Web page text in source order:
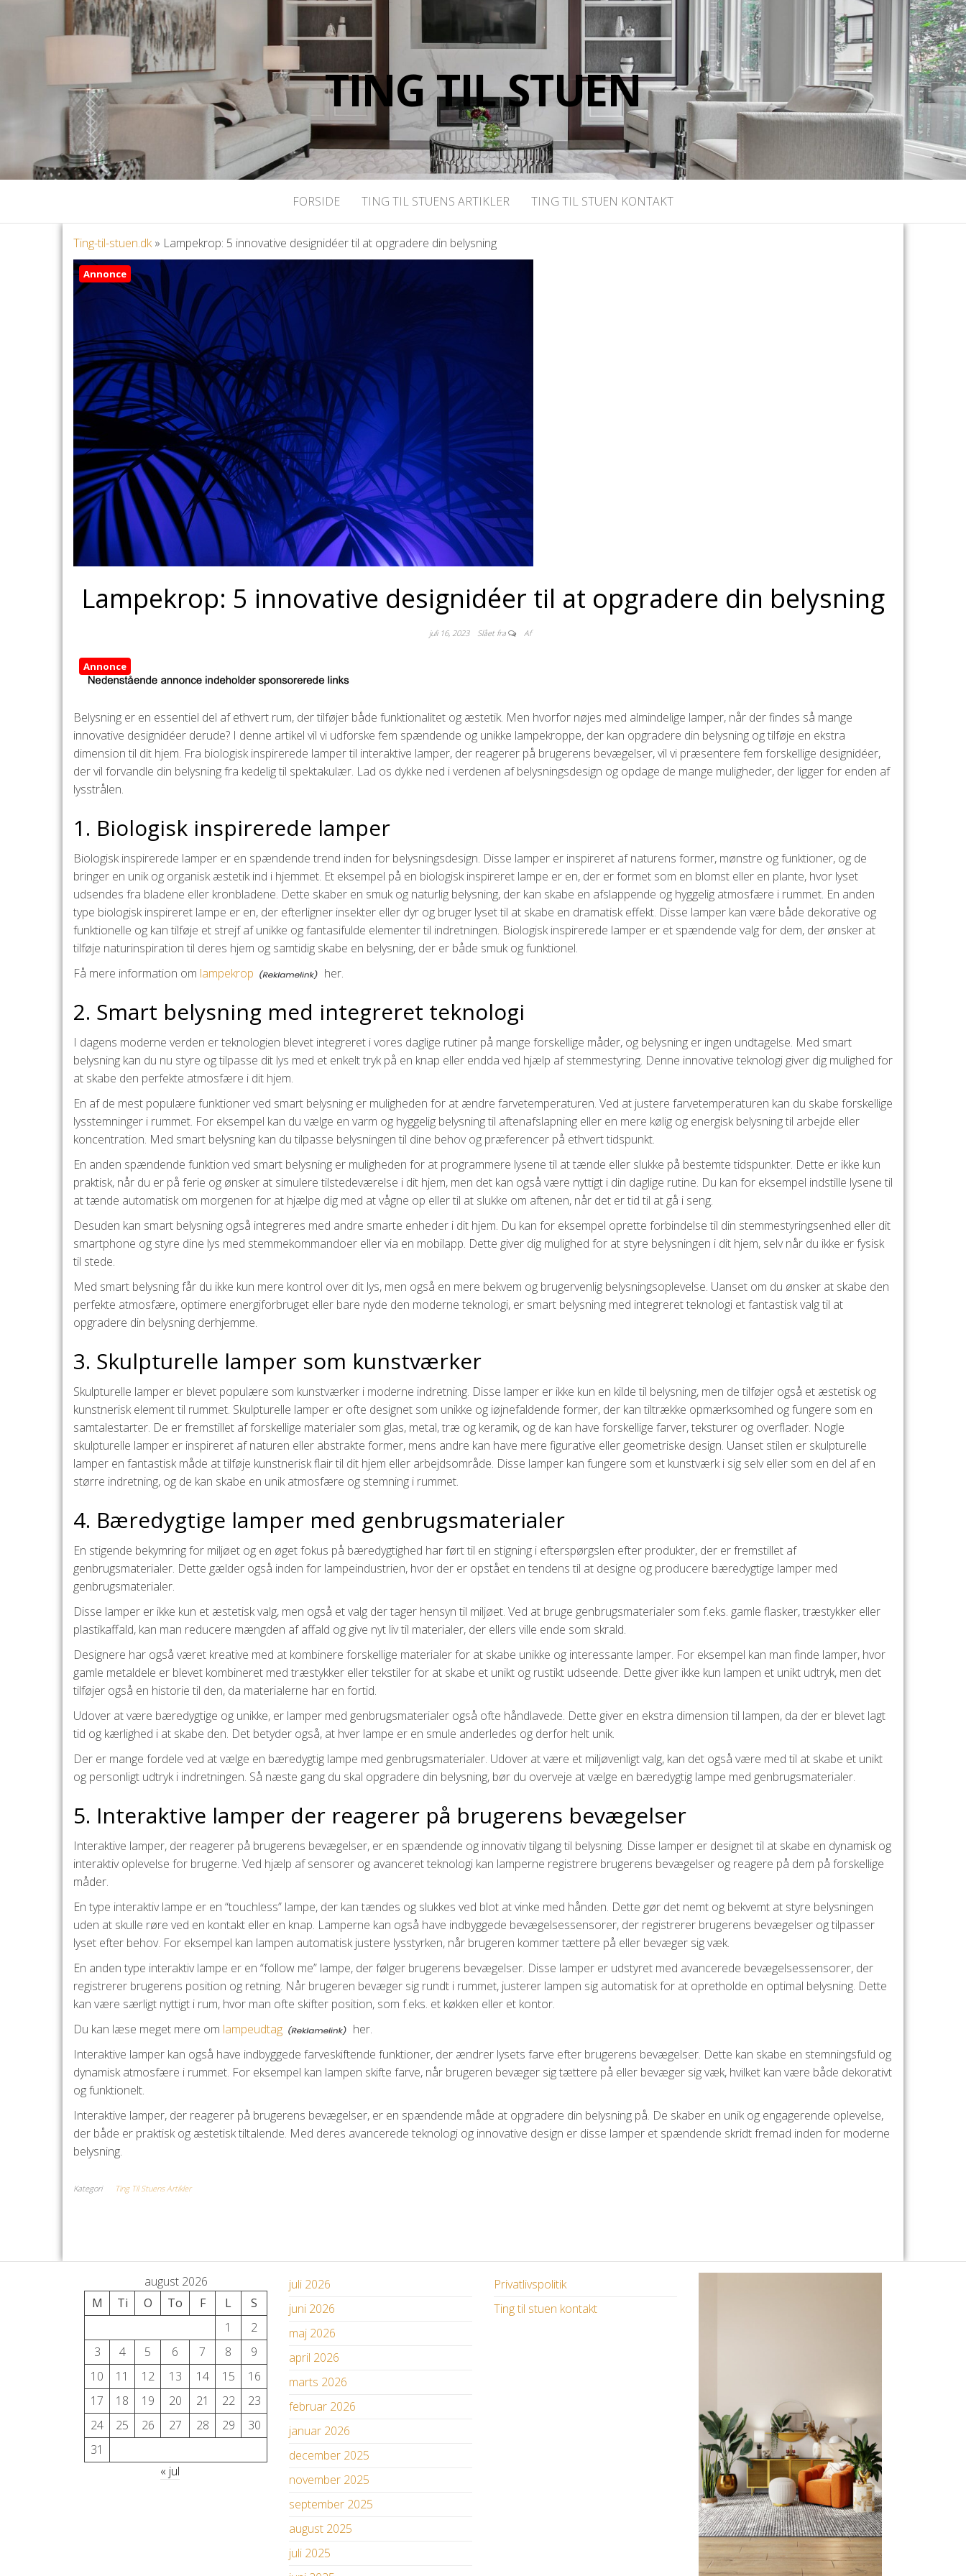
TING TIL STUEN
FORSIDE TING TIL STUENS ARTIKLER TING TIL STUEN KONTAKT
Ting-til-stuen.dk» Lampekrop: 5 innovative designidéer til at opgradere din belysning
Annonce
Lampekrop: 5 innovative designidéer til at opgradere din belysning
juli 16, 2023 Slået fra Af
Annonce
Belysning er en essentiel del af ethvert rum, der tilføjer både funktionalitet og æstetik. Men hvorfor nøjes med almindelige lamper, når der findes så mange
innovative designidéer derude? I denne artikel vil vi udforske fem spændende og unikke lampekroppe, der kan opgradere din belysning og tilføje en ekstra
dimension til dit hjem. Fra biologisk inspirerede lamper til interaktive lamper, der reagerer på brugerens bevægelser, vil vi præsentere fem forskellige designidéer,
der vil forvandle din belysning fra kedelig til spektakulær. Lad os dykke ned i verdenen af belysningsdesign og opdage de mange muligheder, der ligger for enden af
lysstrålen.
1. Biologisk inspirerede lamper
Biologisk inspirerede lamper er en spændende trend inden for belysningsdesign. Disse lamper er inspireret af naturens former, mønstre og funktioner, og de
bringer en unik og organisk æstetik ind i hjemmet. Et eksempel på en biologisk inspireret lampe er en, der er formet som en blomst eller en plante, hvor lyset
udsendes fra bladene eller kronbladene. Dette skaber en smuk og naturlig belysning, der kan skabe en afslappende og hyggelig atmosfære i rummet. En anden
type biologisk inspireret lampe er en, der efterligner insekter eller dyr og bruger lyset til at skabe en dramatisk effekt. Disse lamper kan være både dekorative og
funktionelle og kan tilføje et strejf af unikke og fantasifulde elementer til indretningen. Biologisk inspirerede lamper er et spændende valg for dem, der ønsker at
tilføje naturinspiration til deres hjem og samtidig skabe en belysning, der er både smuk og funktionel.
Få mere information om lampekrop her.
2. Smart belysning med integreret teknologi
I dagens moderne verden er teknologien blevet integreret i vores daglige rutiner på mange forskellige måder, og belysning er ingen undtagelse. Med smart
belysning kan du nu styre og tilpasse dit lys med et enkelt tryk på en knap eller endda ved hjælp af stemmestyring. Denne innovative teknologi giver dig mulighed for
at skabe den perfekte atmosfære i dit hjem.
En af de mest populære funktioner ved smart belysning er muligheden for at ændre farvetemperaturen. Ved at justere farvetemperaturen kan du skabe forskellige
lysstemninger i rummet. For eksempel kan du vælge en varm og hyggelig belysning til aftenafslapning eller en mere kølig og energisk belysning til arbejde eller
koncentration. Med smart belysning kan du tilpasse belysningen til dine behov og præferencer på ethvert tidspunkt.
En anden spændende funktion ved smart belysning er muligheden for at programmere lysene til at tænde eller slukke på bestemte tidspunkter. Dette er ikke kun
praktisk, når du er på ferie og ønsker at simulere tilstedeværelse i dit hjem, men det kan også være nyttigt i din daglige rutine. Du kan for eksempel indstille lysene til
at tænde automatisk om morgenen for at hjælpe dig med at vågne op eller til at slukke om aftenen, når det er tid til at gå i seng.
Desuden kan smart belysning også integreres med andre smarte enheder i dit hjem. Du kan for eksempel oprette forbindelse til din stemmestyringsenhed eller dit
smartphone og styre dine lys med stemmekommandoer eller via en mobilapp. Dette giver dig mulighed for at styre belysningen i dit hjem, selv når du ikke er fysisk
til stede.
Med smart belysning får du ikke kun mere kontrol over dit lys, men også en mere bekvem og brugervenlig belysningsoplevelse. Uanset om du ønsker at skabe den
perfekte atmosfære, optimere energiforbruget eller bare nyde den moderne teknologi, er smart belysning med integreret teknologi et fantastisk valg til at
opgradere din belysning derhjemme.
3. Skulpturelle lamper som kunstværker
Skulpturelle lamper er blevet populære som kunstværker i moderne indretning. Disse lamper er ikke kun en kilde til belysning, men de tilføjer også et æstetisk og
kunstnerisk element til rummet. Skulpturelle lamper er ofte designet som unikke og iøjnefaldende former, der kan tiltrække opmærksomhed og fungere som en
samtalestarter. De er fremstillet af forskellige materialer som glas, metal, træ og keramik, og de kan have forskellige farver, teksturer og overflader. Nogle
skulpturelle lamper er inspireret af naturen eller abstrakte former, mens andre kan have mere figurative eller geometriske design. Uanset stilen er skulpturelle
lamper en fantastisk måde at tilføje kunstnerisk flair til dit hjem eller arbejdsområde. Disse lamper kan fungere som et kunstværk i sig selv eller som en del af en
større indretning, og de kan skabe en unik atmosfære og stemning i rummet.
4. Bæredygtige lamper med genbrugsmaterialer
En stigende bekymring for miljøet og en øget fokus på bæredygtighed har ført til en stigning i efterspørgslen efter produkter, der er fremstillet af
genbrugsmaterialer. Dette gælder også inden for lampeindustrien, hvor der er opstået en tendens til at designe og producere bæredygtige lamper med
genbrugsmaterialer.
Disse lamper er ikke kun et æstetisk valg, men også et valg der tager hensyn til miljøet. Ved at bruge genbrugsmaterialer som f.eks. gamle flasker, træstykker eller
plastikaffald, kan man reducere mængden af affald og give nyt liv til materialer, der ellers ville ende som skrald.
Designere har også været kreative med at kombinere forskellige materialer for at skabe unikke og interessante lamper. For eksempel kan man finde lamper, hvor
gamle metaldele er blevet kombineret med træstykker eller tekstiler for at skabe et unikt og rustikt udseende. Dette giver ikke kun lampen et unikt udtryk, men det
tilføjer også en historie til den, da materialerne har en fortid.
Udover at være bæredygtige og unikke, er lamper med genbrugsmaterialer også ofte håndlavede. Dette giver en ekstra dimension til lampen, da der er blevet lagt
tid og kærlighed i at skabe den. Det betyder også, at hver lampe er en smule anderledes og derfor helt unik.
Der er mange fordele ved at vælge en bæredygtig lampe med genbrugsmaterialer. Udover at være et miljøvenligt valg, kan det også være med til at skabe et unikt
og personligt udtryk i indretningen. Så næste gang du skal opgradere din belysning, bør du overveje at vælge en bæredygtig lampe med genbrugsmaterialer.
5. Interaktive lamper der reagerer på brugerens bevægelser
Interaktive lamper, der reagerer på brugerens bevægelser, er en spændende og innovativ tilgang til belysning. Disse lamper er designet til at skabe en dynamisk og
interaktiv oplevelse for brugerne. Ved hjælp af sensorer og avanceret teknologi kan lamperne registrere brugerens bevægelser og reagere på dem på forskellige
måder.
En type interaktiv lampe er en “touchless” lampe, der kan tændes og slukkes ved blot at vinke med hånden. Dette gør det nemt og bekvemt at styre belysningen
uden at skulle røre ved en kontakt eller en knap. Lamperne kan også have indbyggede bevægelsessensorer, der registrerer brugerens bevægelser og tilpasser
lyset efter behov. For eksempel kan lampen automatisk justere lysstyrken, når brugeren kommer tættere på eller bevæger sig væk.
En anden type interaktiv lampe er en “follow me” lampe, der følger brugerens bevægelser. Disse lamper er udstyret med avancerede bevægelsessensorer, der
registrerer brugerens position og retning. Når brugeren bevæger sig rundt i rummet, justerer lampen sig automatisk for at opretholde en optimal belysning. Dette
kan være særligt nyttigt i rum, hvor man ofte skifter position, som f.eks. et køkken eller et kontor.
Du kan læse meget mere om lampeudtag
her.
Interaktive lamper kan også have indbyggede farveskiftende funktioner, der ændrer lysets farve efter brugerens bevægelser. Dette kan skabe en stemningsfuld og
dynamisk atmosfære i rummet. For eksempel kan lampen skifte farve, når brugeren bevæger sig tættere på eller bevæger sig væk, hvilket kan være både dekorativt
og funktionelt.
Interaktive lamper, der reagerer på brugerens bevægelser, er en spændende måde at opgradere din belysning på. De skaber en unik og engagerende oplevelse,
der både er praktisk og æstetisk tiltalende. Med deres avancerede teknologi og innovative design er disse lamper et spændende skridt fremad inden for moderne
belysning.
Kategori Ting Til Stuens Artikler
august 2026
M
Ti O To F L
S
1
2
3
4 5 6 7 8
9
10
11 12 13 14 15
16
17
18 19 20 21 22
23
24
25 26 27 28 29
30
31
« jul
juli 2026
juni 2026
maj 2026
april 2026
marts 2026
februar 2026
januar 2026
december 2025
november 2025
september 2025
august 2025
juli 2025
Privatlivspolitik
Ting til stuen kontakt